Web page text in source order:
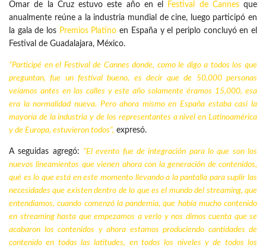
Omar de la Cruz estuvo este año en el Festival de Cannesque
anualmente reúne a la industria mundial de cine, luego participó en
la gala de los Premios Platino en España y el periplo concluyó en el
Festival de Guadalajara, México.
“Participé en el Festival de Cannes donde, como le digo a todos los que
preguntan, fue un festival bueno, es decir que de 50,000 personas
veíamos antes en las calles y este año solamente éramos 15,000, esa
era la normalidad nueva. Pero ahora mismo en España estaba casi la
mayoría de la industria y de los representantes a nivel en Latinoamérica
y de Europa, estuvieron todos”, expresó.
A seguidas agregó: “El evento fue de integración para lo que son los
nuevos lineamientos que vienen ahora con la generación de contenidos,
qué es lo que está en este momento llevando a la pantalla para suplir las
necesidades que existen dentro de lo que es el mundo del streaming, que
entendíamos, cuando comenzó la pandemia, que había mucho contenido
en streaming hasta que empezamos a verlo y nos dimos cuenta que se
acabaron los contenidos y ahora estamos produciendo cantidades de
contenido en todas las latitudes, en todos los niveles y de todos los